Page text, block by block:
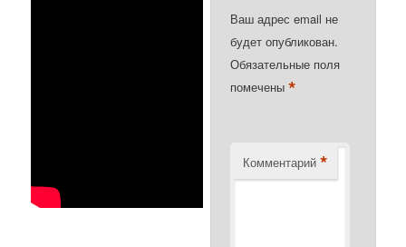
Ваш адрес email не
будет опубликован.
Обязательные поля
помечены*
Комментарий *